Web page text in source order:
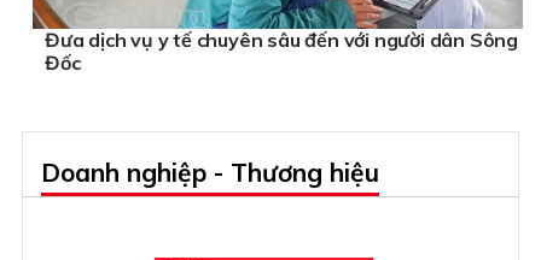
Đưa dịch vụ y tế chuyên sâu đến với người dân Sông
Đốc
Doanh nghiệp - Thương hiệu